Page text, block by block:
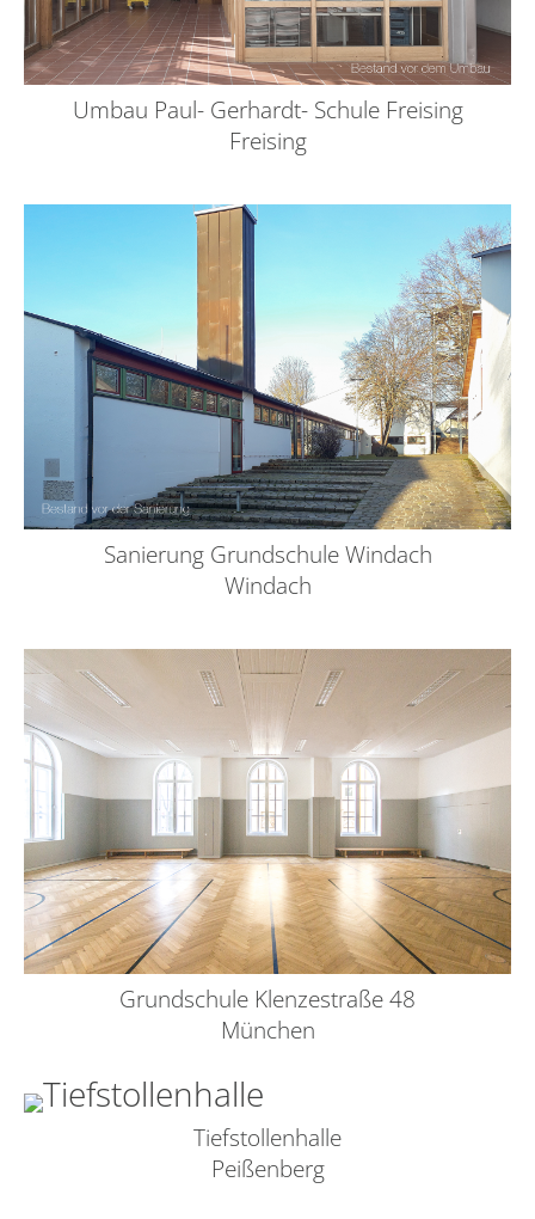
Umbau Paul- Gerhardt- Schule Freising
Freising
Sanierung Grundschule Windach
Windach
Grundschule Klenzestraße 48
München
Tiefstollenhalle
Peißenberg